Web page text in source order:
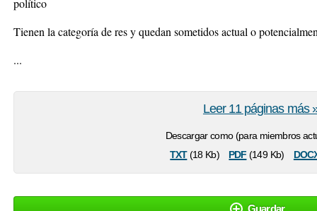
político
Tienen la categoría de res y quedan sometidos actual o
...
Descargar como (para miembros
txt(18 Kb) pdf (149 Kb)
Leer 11 páginas más
Guardar